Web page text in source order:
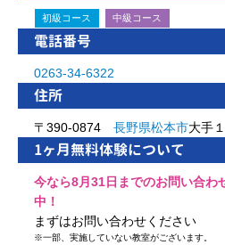
初級コース 中級コース
電話番号
0263-34-6322
住所
〒390-0874 長野県松本市大手
1ヶ月無料体験について
今なら8月31日までのお問い合わ
中！
まずはお問い合わせください
※一部、実施していない教室がございます。